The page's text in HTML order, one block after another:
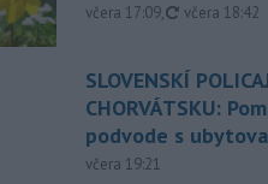
včera 17:09, aktualizované
včera 18:42
SLOVENSKÍ
CHORVÁTSKU:
podvode s
včera 19:21